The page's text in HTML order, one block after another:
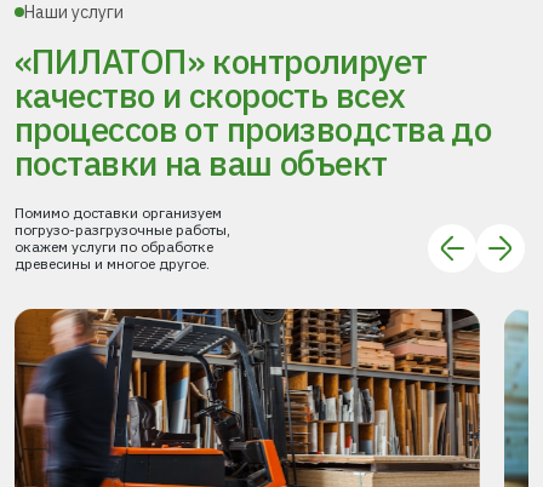
Наши услуги
«ПИЛАТОП» контролирует
качество и скорость всех
процессовот производства до
поставки на ваш объект
Помимо доставки организуем
погрузо-разгрузочные работы,
окажем услуги по обработке
древесины и многое другое.